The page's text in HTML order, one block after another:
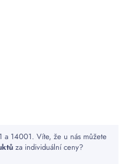
a 14001. Víte, že u nás můžete
za individuální ceny?